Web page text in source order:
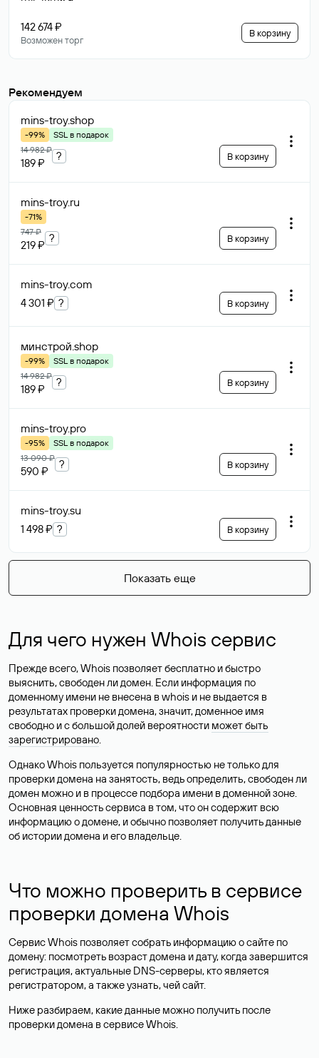
142 674 ₽
Возможен торг
В корзину
Рекомендуем
mins-troy.shop
-99%
SSL в подарок
14 982 ₽
189 ₽
? В корзину
mins-troy.ru
-71%
747 ₽
219 ₽
? В корзину
mins-troy.com
4 301 ₽ ? В корзину
минстрой.shop
-99%
SSL в подарок
14 982 ₽
189 ₽
? В корзину
mins-troy.pro
-95%
SSL в подарок
13 090 ₽
590 ₽
? В корзину
mins-troy.su
1 498 ₽ ? В корзину
Показать еще
Для чего нужен Whois сервис
Прежде всего, Whois позволяет бесплатно и быстро
выяснить, свободен ли домен. Если информация по
доменному имени не внесена в whois и не выдается в
результатах проверки домена, значит, доменное имя
свободно и с большой долей вероятности может быть
зарегистрировано.
Однако Whois пользуется популярностью не только для
проверки домена на занятость, ведь определить, свободен ли
домен можно и в процессе подбора имени в доменной зоне.
Основная ценность сервиса в том, что он содержит всю
информацию о домене, и обычно позволяет получить данные
об истории домена и его владельце.
Что можно проверить в сервисе
проверки домена Whois
Сервис Whois позволяет собрать информацию о сайте по
домену: посмотреть возраст домена и дату, когда завершится
регистрация, актуальные DNS-серверы, кто является
регистратором, а также узнать, чей сайт.
Ниже разбираем, какие данные можно получить после
проверки домена в сервисе Whois.